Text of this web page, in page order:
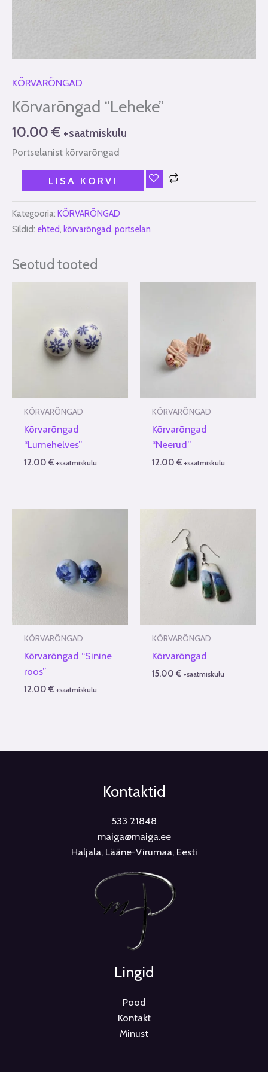
KÕRVARÕNGAD
Kõrvarõngad “Leheke”
10.00 € +saatmiskulu
Portselanist kõrvarõngad
LISA KORVI
Kategooria: KÕRVARÕNGAD
Sildid: ehted, kõrvarõngad, portselan
Seotud tooted
KÕRVARÕNGAD
Kõrvarõngad
“Lumehelves”
12.00€ +saatmiskulu
KÕRVARÕNGAD
Kõrvarõngad
“Neerud”
12.00€ +saatmiskulu
KÕRVARÕNGAD
Kõrvarõngad “Sinine
roos”
12.00€ +saatmiskulu
KÕRVARÕNGAD
Kõrvarõngad
15.00€ +saatmiskulu
Kontaktid
533 21848
maiga@maiga.ee
Haljala, Lääne-Virumaa, Eesti
Lingid
Pood
Kontakt
Minust